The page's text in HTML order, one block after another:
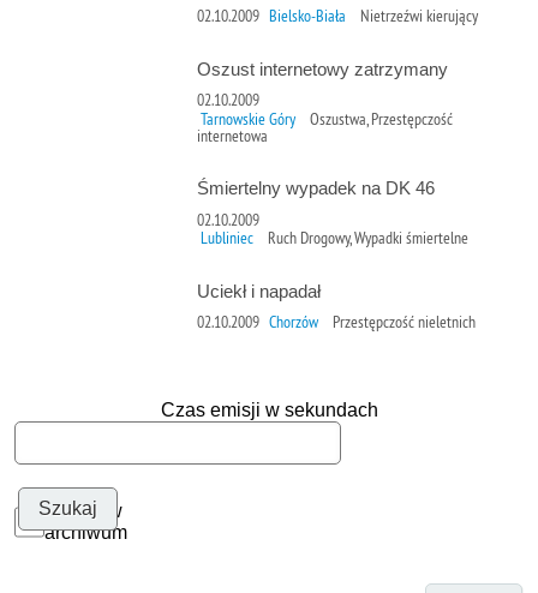
02.10.2009 Bielsko-Biała Nietrzeźwi kierujący
Oszust internetowy zatrzymany
02.10.2009
Tarnowskie Góry Oszustwa, Przestępczość
internetowa
Śmiertelny wypadek na DK 46
02.10.2009
Lubliniec Ruch Drogowy, Wypadki śmiertelne
Uciekł i napadał
02.10.2009 Chorzów Przestępczość nieletnich
Czas emisji w sekundach
Szukaj w
archiwum